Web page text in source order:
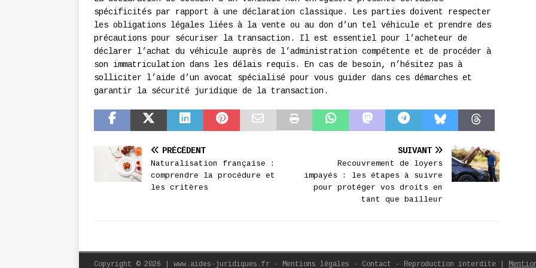
spécificités par rapport à une déclaration classique. Les parties doivent respecter
les obligations légales liées à la vente ou au don d’un tel véhicule et prendre des
précautions pour sécuriser la transaction. Il est essentiel pour l’acheteur de
déclarer l’achat du véhicule auprès de l’administration compétente et de procéder à
son immatriculation dans les délais requis. En cas de besoin, n’hésitez pas à
solliciter l’aide d’un avocat spécialisé pour vous guider dans ces démarches et
garantir la sécurité juridique de la transaction.
PRÉCÉDENT
Naturalisation française :
comprendre la procédure et
les critères
SUIVANT
Recouvrement de loyers
impayés : les étapes à suivre
pour protéger vos droits en
tant que bailleur
Copyright © 2026 | www.aides-juridiques.fr - Mentions légales - Contact - Reproduction interdite